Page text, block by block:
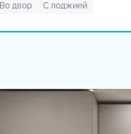
Во двор
С лоджией